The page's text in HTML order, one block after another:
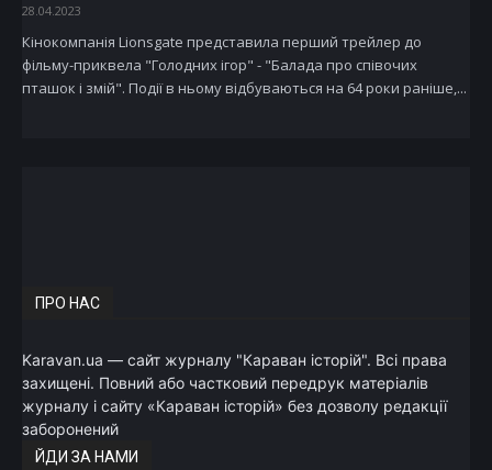
28.04.2023
Кінокомпанія Lionsgate представила перший трейлер до
фільму-приквела "Голодних ігор" - "Балада про співочих
пташок і змій". Події в ньому відбуваються на 64 роки раніше,...
ПРО НАС
Karavan.ua — сайт журналу "Караван історій". Всі права
захищені. Повний або частковий передрук матеріалів
журналу і сайту «Караван історій» без дозволу редакції
заборонений
ЙДИ ЗА НАМИ